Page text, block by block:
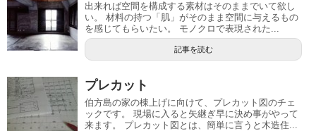
出来れば空間を構成する素材はそのままでいて欲し
い。 材料の持つ「肌」がそのまま空間に与えるもの
を感じてもらいたい。 モノクロで表現された...
記事を読む
プレカット
伯方島の家の棟上げに向けて、プレカット図のチェ
ックです。 現場に入ると矢継ぎ早に決め事がやって
来ます。 プレカット図とは、簡単に言うと木造住...